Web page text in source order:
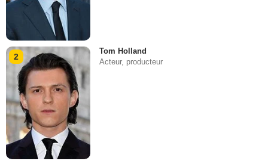
2
Tom Holland
Acteur, producteur